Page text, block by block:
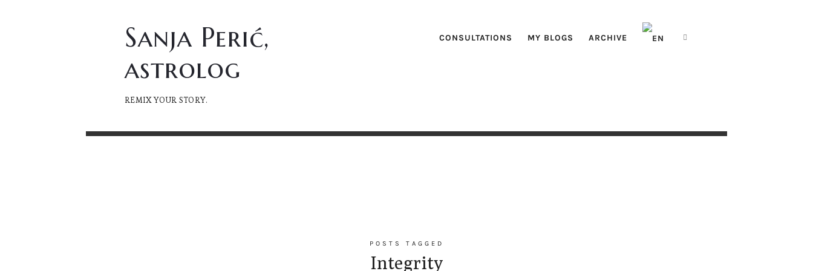
CONSULTATIONS MY BLOGS ARCHIVE
Sanja
Perić,
astrolog
Sanja Perić,
astrolog
REMIX YOUR STORY.
POSTS TAGGED
Integrity